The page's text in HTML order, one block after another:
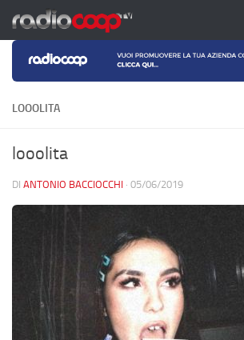
Salta al contenuto
LOOOLITA
looolita
DI ANTONIO BACCIOCCHI · 05/06/2019